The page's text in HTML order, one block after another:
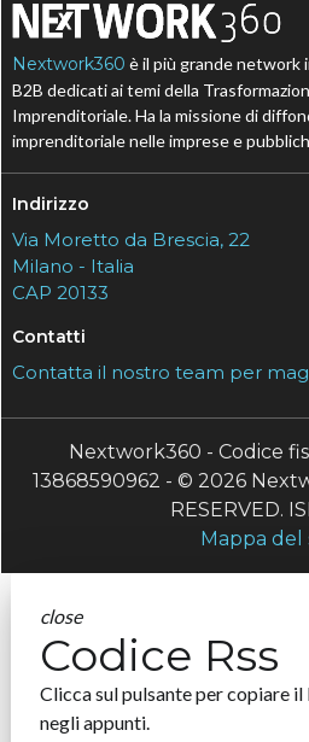
Nextwork360 è il più grande
B2B dedicati ai temi della
Imprenditoriale. Ha la missione di
imprenditoriale nelle imprese e
Indirizzo
Via Moretto da Brescia, 22
Milano - Italia
CAP 20133
Contatti
Contatta il nostro team per
Nextwork360 - Codice
13868590962 - © 2026
RESERVED.
Mappa del
close
Codice Rss
Clicca sul pulsante per copiare il
negli appunti.